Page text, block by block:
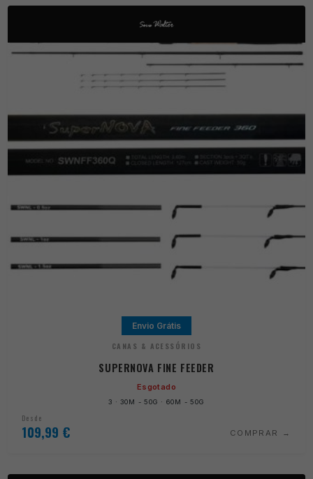
Envio Grátis
CANAS & ACESSÓRIOS
SUPERNOVA FINE FEEDER
Esgotado
3 · 30M - 50G · 60M - 50G
Desde
109,99 € COMPRAR